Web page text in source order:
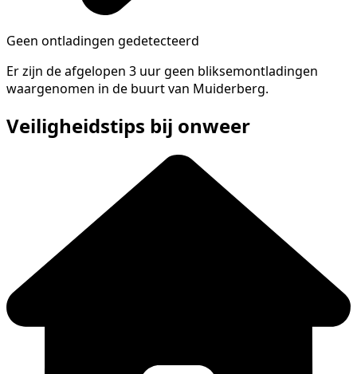
Geen ontladingen gedetecteerd
Er zijn de afgelopen 3 uur geen bliksemontladingen
waargenomen in de buurt van Muiderberg.
Veiligheidstips bij onweer